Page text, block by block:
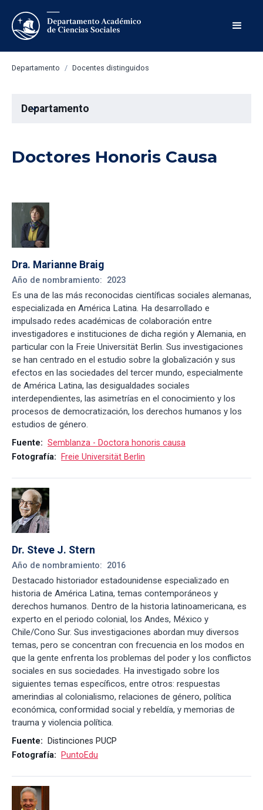
Departamento / Docentes distinguidos
Departamento
expand_more
Doctores Honoris Causa
Dra. Marianne Braig
Año de nombramiento: 2023
Es una de las más reconocidas científicas sociales alemanas,
especializada en América Latina. Ha desarrollado e
impulsado redes académicas de colaboración entre
investigadores e instituciones de dicha región y Alemania, en
particular con la Freie Universität Berlin. Sus investigaciones
se han centrado en el estudio sobre la globalización y sus
efectos en las sociedades del tercer mundo, especialmente
de América Latina, las desigualdades sociales
interdependientes, las asimetrías en el conocimiento y los
procesos de democratización, los derechos humanos y los
estudios de género.
Fuente: Semblanza - Doctora honoris causa
Fotografía:
Freie Universität Berlin
Dr. Steve J. Stern
Año de nombramiento: 2016
Destacado historiador estadounidense especializado en
historia de América Latina, temas contemporáneos y
derechos humanos. Dentro de la historia latinoamericana, es
experto en el periodo colonial, los Andes, México y
Chile/Cono Sur. Sus investigaciones abordan muy diversos
temas, pero se concentran con frecuencia en los modos en
que la gente enfrenta los problemas del poder y los conflictos
sociales en sus sociedades. Ha investigado sobre los
siguientes temas específicos, entre otros: respuestas
amerindias al colonialismo, relaciones de género, política
económica, conformidad social y rebeldía, y memorias de
trauma y violencia política.
Fuente:
Distinciones PUCP
Fotografía:
PuntoEdu